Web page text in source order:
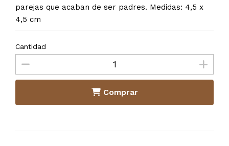
parejas que acaban de ser padres. Medidas: 4,5 x
4,5 cm
Cantidad
Comprar